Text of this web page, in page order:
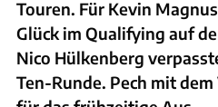
Touren. Für Kevin
Glück im Qualifying auf
Nico Hülkenberg
Ten-Runde. Pech mit